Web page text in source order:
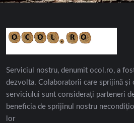
Serviciul nostru, denumit ocol.ro, a
dezvolta. Colaboratorii care sprijină
serviciului sunt considerați parteneri
beneficia de sprijinul nostru
lor